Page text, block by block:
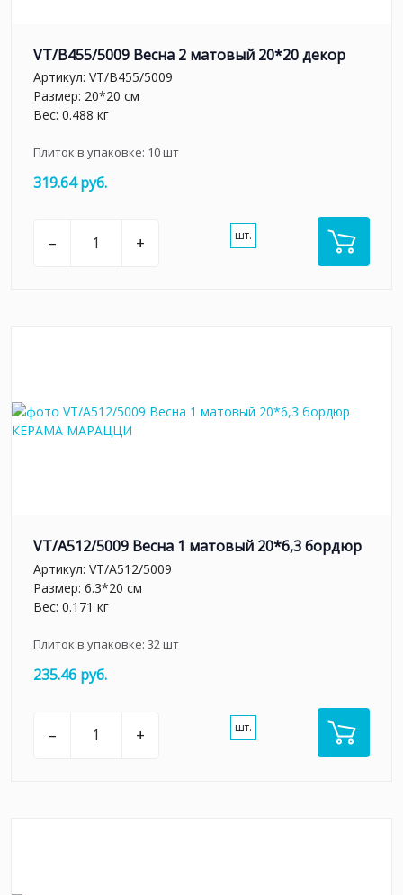
VT/B455/5009 Весна 2 матовый 20*20 декор
Артикул: VT/B455/5009
Размер: 20*20 см
Вес: 0.488 кг
Плиток в упаковке: 10шт
319.64 руб.
– + шт.
VT/A512/5009 Весна 1 матовый 20*6,3 бордюр
Артикул: VT/A512/5009
Размер: 6.3*20 см
Вес: 0.171 кг
Плиток в упаковке: 32шт
235.46 руб.
– + шт.